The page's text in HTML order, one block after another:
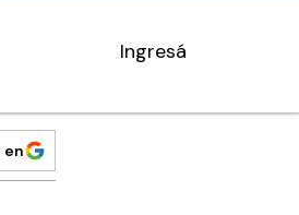
Ingresá
en